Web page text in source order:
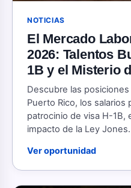
NOTICIAS
El Mercado
2026: Talentos
1B y el Misterio
Descubre las
Puerto Rico, los
patrocinio de visa H-1B,
impacto de la Ley Jones.
Ver oportunidad